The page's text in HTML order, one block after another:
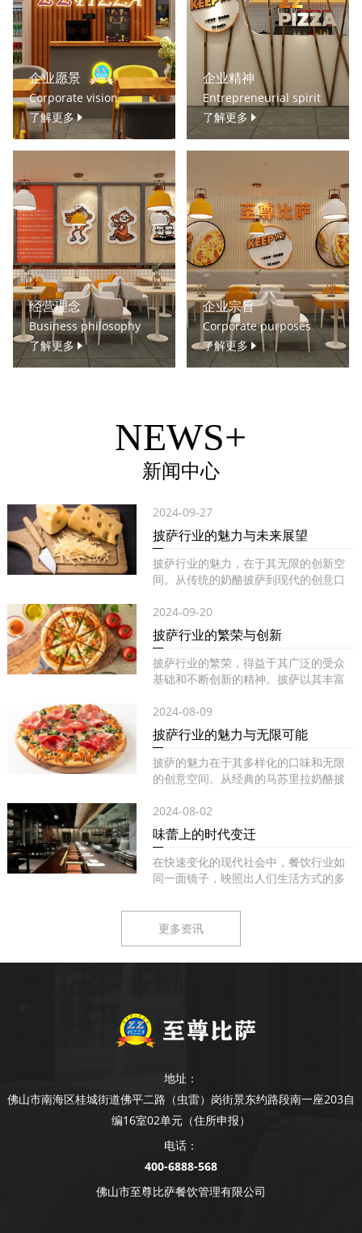
企业愿景
Corporate vision
了解更多
企业精神
Entrepreneurial spirit
了解更多
经营理念
Business philosophy
了解更多
企业宗旨
Corporate purposes
了解更多
NEWS+
新闻中心
2024-09-27
披萨行业的魅力与未来展望
披萨行业的魅力，在于其无限的创新空
间。从传统的奶酪披萨到现代的创意口
2024-09-20
披萨行业的繁荣与创新
披萨行业的繁荣，得益于其广泛的受众
基础和不断创新的精神。披萨以其丰富
2024-08-09
披萨行业的魅力与无限可能
披萨的魅力在于其多样化的口味和无限
的创意空间。从经典的马苏里拉奶酪披
2024-08-02
味蕾上的时代变迁
在快速变化的现代社会中，餐饮行业如
同一面镜子，映照出人们生活方式的多
更多资讯
地址：
佛山市南海区桂城街道佛平二路（虫雷）岗街景东约路段南一座203自
编16室02单元（住所申报）
电话：
400-6888-568
佛山市至尊比萨餐饮管理有限公司